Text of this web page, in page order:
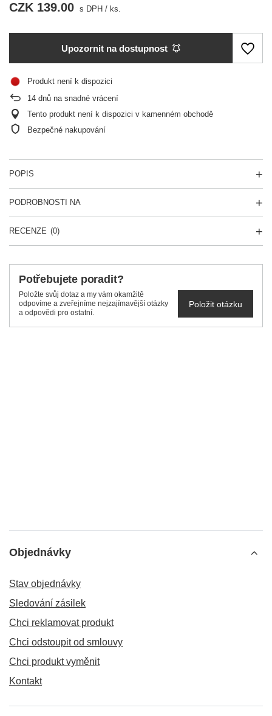
CZK 139.00 s DPH / ks.
Upozornit na dostupnost
Produkt není k dispozici
14 dnů na snadné vrácení
Tento produkt není k dispozici v kamenném obchodě
Bezpečné nakupování
POPIS
PODROBNOSTI NA
RECENZE (0)
Potřebujete poradit?
Položte svůj dotaz a my vám okamžitě
odpovíme a zveřejníme nejzajímavější otázky
a odpovědi pro ostatní.
Položit otázku
Objednávky
Stav objednávky
Sledování zásilek
Chci reklamovat produkt
Chci odstoupit od smlouvy
Chci produkt vyměnit
Kontakt